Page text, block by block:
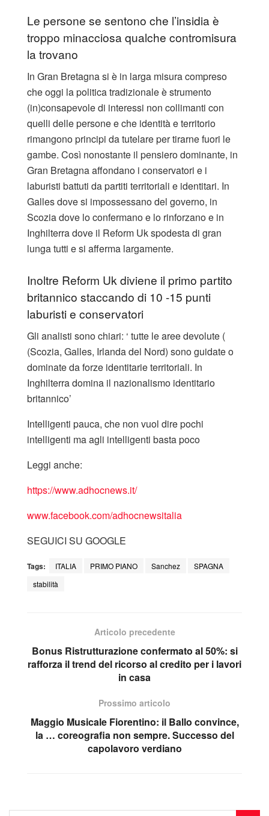
Le persone se sentono che l’insidia è
troppo minacciosa qualche contromisura
la trovano
In Gran Bretagna si è in larga misura compreso
che oggi la politica tradizionale è strumento
(in)consapevole di interessi non collimanti con
quelli delle persone e che identità e territorio
rimangono principi da tutelare per tirarne fuori le
gambe. Così nonostante il pensiero dominante, in
Gran Bretagna affondano i conservatori e i
laburisti battuti da partiti territoriali e identitari. In
Galles dove si impossessano del governo, in
Scozia dove lo confermano e lo rinforzano e in
Inghilterra dove il Reform Uk spodesta di gran
lunga tutti e si afferma largamente.
Inoltre Reform Uk diviene il primo partito
britannico staccando di 10 -15 punti
laburisti e conservatori
Gli analisti sono chiari: ‘ tutte le aree devolute (
(Scozia, Galles, Irlanda del Nord) sono guidate o
dominate da forze identitarie territoriali. In
Inghilterra domina il nazionalismo identitario
britannico’
Intelligenti pauca, che non vuol dire pochi
intelligenti ma agli intelligenti basta poco
Leggi anche:
https://www.adhocnews.it/
www.facebook.com/adhocnewsitalia
SEGUICI SU GOOGLE
Tags: ITALIA PRIMO PIANO Sanchez
SPAGNA
stabilità
Articolo precedente
Bonus Ristrutturazione confermato al 50%: si
rafforza il trend del ricorso al credito per i lavori
in casa
Prossimo articolo
Maggio Musicale Fiorentino: il Ballo convince,
la … coreografia non sempre. Successo del
capolavoro verdiano